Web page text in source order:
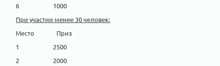
6 1000
При участии менее 30 человек:
Место Приз
1 2500
2 2000